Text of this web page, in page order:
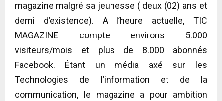
magazine malgré sa jeunesse ( deux (02) ans et
demi d’existence). A l’heure actuelle, TIC
MAGAZINE compte environs 5.000
visiteurs/mois et plus de 8.000 abonnés
Facebook. Étant un média axé sur les
Technologies de l’information et de la
communication, le magazine a pour ambition